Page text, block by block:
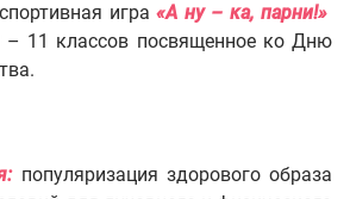
игра«А ну – ка, парни!»
– 11 классов посвященное ко Дню
популяризация здорового образа